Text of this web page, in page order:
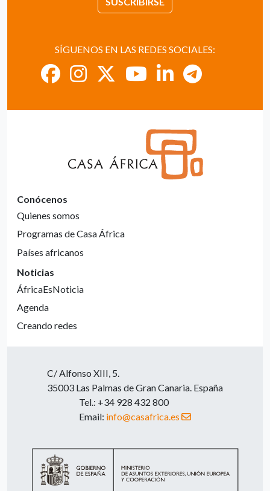
SÍGUENOS EN LAS REDES SOCIALES:
Conócenos
Quienes somos
Programas de Casa África
Países africanos
Noticias
ÁfricaEsNoticia
Agenda
Creando redes
C/ Alfonso XIII, 5.
35003 Las Palmas de Gran Canaria. España
Tel.: +34 928 432 800
Email: info@casafrica.es